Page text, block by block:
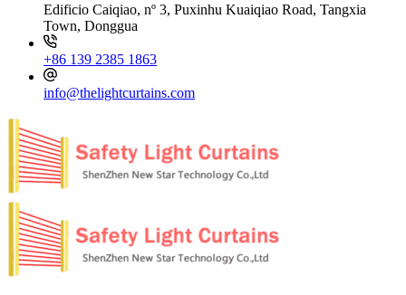
Edificio Caiqiao, nº 3, Puxinhu Kuaiqiao Road, Tangxia
Town, Donggua
+86 139 2385 1863
info@thelightcurtains.com